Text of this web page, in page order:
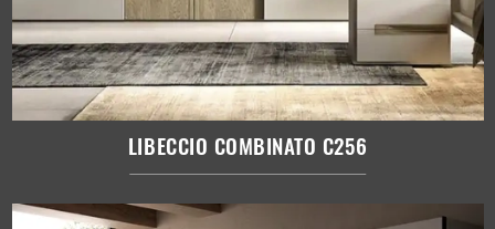
LIBECCIO COMBINATO C256